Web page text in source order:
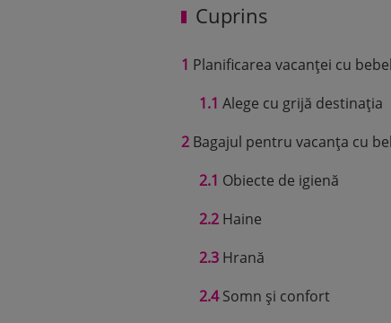
Cuprins
1 Planificarea vacanței cu
1.1 Alege cu grijă destinația
2 Bagajul pentru vacanța cu
2.1 Obiecte de igienă
2.2 Haine
2.3 Hrană
2.4Somn și confort